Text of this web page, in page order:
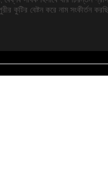
কুটির বেষ্টন করে নাম সংকীর্তন